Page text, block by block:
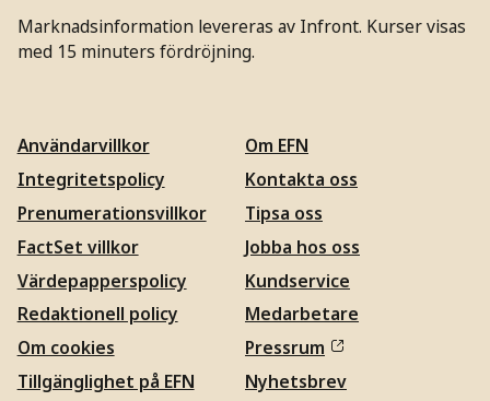
Marknadsinformation levereras av Infront. Kurser visas
med 15 minuters fördröjning.
Användarvillkor
Integritetspolicy
Prenumerationsvillkor
FactSet villkor
Värdepapperspolicy
Redaktionell policy
Om cookies
Tillgänglighet på EFN
Om EFN
Kontakta oss
Tipsa oss
Jobba hos oss
Kundservice
Medarbetare
Pressrum
Nyhetsbrev